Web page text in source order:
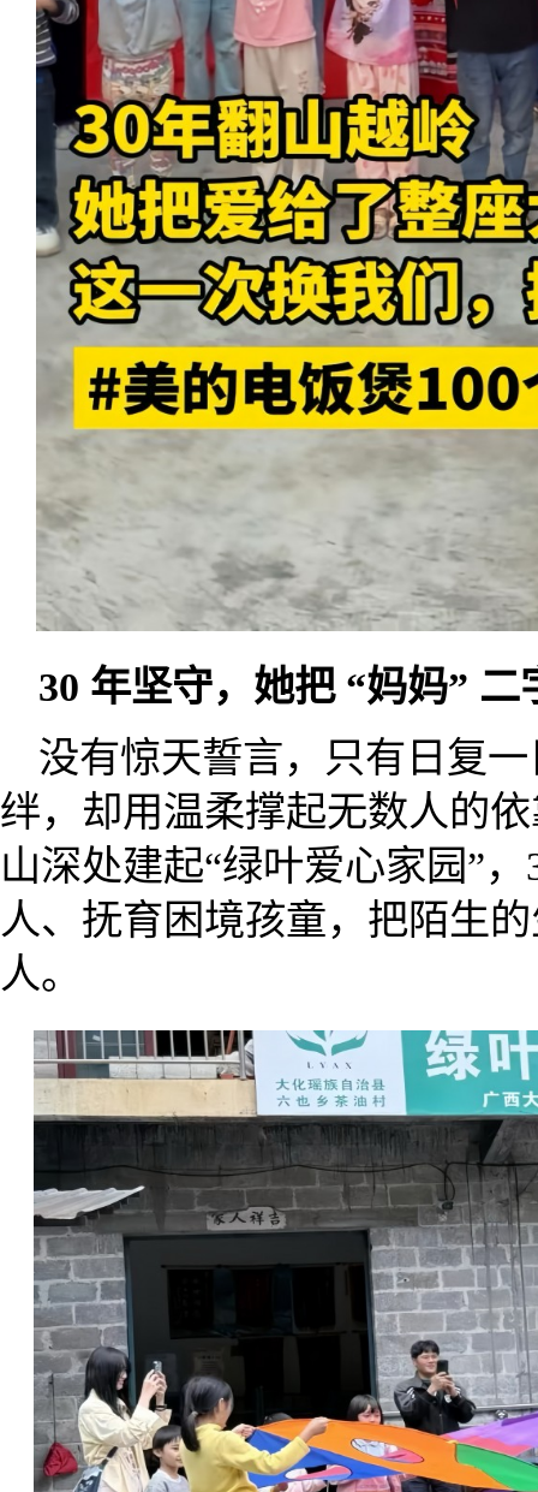
30 年坚守，她把 “妈妈”
没有惊天誓言，只有日复
绊，却用温柔撑起无数人的
山深处建起“绿叶爱心家园”
人、抚育困境孩童，把陌生
人。